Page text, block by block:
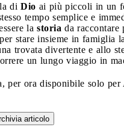
di Dio ai più piccoli in un
tempo semplice e
la storia da raccontare
stare insieme in famiglia
trovata divertente e allo
un lungo viaggio in
per ora disponibile solo per
articolo